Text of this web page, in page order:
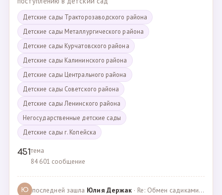
Детские сады Тракторозаводского района
Детские сады Металлургического района
Детские сады Курчатовского района
Детские сады Калининского района
Детские сады Центрального района
Детские сады Советского района
Детские сады Ленинского района
Негосударственные детские сады
Детские сады г. Копейска
451тема
84 601 сообщение
Ю последней зашла Юлия Держак · Re: Обмен садиками, продажа путевок · 25.01.2023